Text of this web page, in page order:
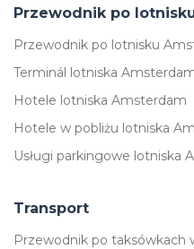
Przewodnik po
Przewodnik po lotnisku
Terminál lotniska
Hotele lotniska Amsterdam
Hotele w pobliżu lotniska
Usługi parkingowe lotniska
Transport
Przewodnik po taksówkach